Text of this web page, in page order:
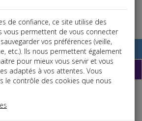
dépêches
de confiance, ce site utilise des
vous permettent de vous connecter
vos préférences (veille,
etc.). Ils nous permettent également
pour mieux vous servir et vous
adaptés à vos attentes. Vous
le contrôle des cookies que nous